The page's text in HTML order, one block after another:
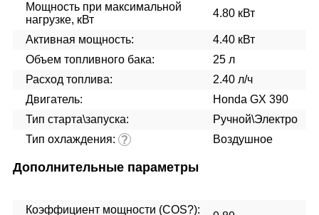
Мощность при максимальной
нагрузке, кВт
4.80 кВт
Активная мощность:
4.40 кВт
Объем топливного бака:
25 л
Расход топлива:
2.40 л/ч
Двигатель:
Honda GX 390
Тип старта\запуска:
Ручной\Электро
Тип охлаждения: ? Воздушное
Дополнительные параметры
Коэффициент мощности (COS?):